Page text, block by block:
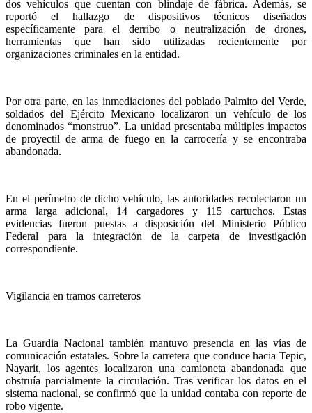
dos vehículos que cuentan con blindaje de fábrica. Además, se
reportó el hallazgo de dispositivos técnicos diseñados
específicamente para el derribo o neutralización de drones,
herramientas que han sido utilizadas recientemente por
organizaciones criminales en la entidad.
Por otra parte, en las inmediaciones del poblado Palmito del Verde,
soldados del Ejército Mexicano localizaron un vehículo de los
denominados “monstruo”. La unidad presentaba múltiples impactos
de proyectil de arma de fuego en la carrocería y se encontraba
abandonada.
En el perímetro de dicho vehículo, las autoridades recolectaron un
arma larga adicional, 14 cargadores y 115 cartuchos. Estas
evidencias fueron puestas a disposición del Ministerio Público
Federal para la integración de la carpeta de investigación
correspondiente.
Vigilancia en tramos carreteros
La Guardia Nacional también mantuvo presencia en las vías de
comunicación estatales. Sobre la carretera que conduce hacia Tepic,
Nayarit, los agentes localizaron una camioneta abandonada que
obstruía parcialmente la circulación. Tras verificar los datos en el
sistema nacional, se confirmó que la unidad contaba con reporte de
robo vigente.